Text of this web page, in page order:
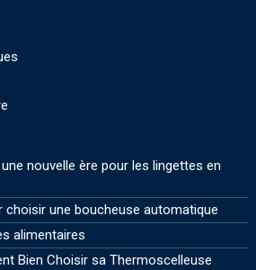
nouvelle ère pour les lingettes en
choisir une boucheuse automatique
alimentaires
Bien Choisir sa Thermoscelleuse